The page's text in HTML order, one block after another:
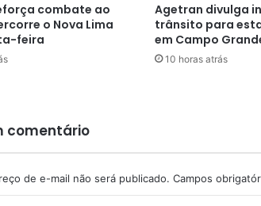
combate ao
o Nova Lima
feira
Agetran divulga
trânsito para
em Campo
10 horas atrás
comentário
de e-mail não será publicado. Campos